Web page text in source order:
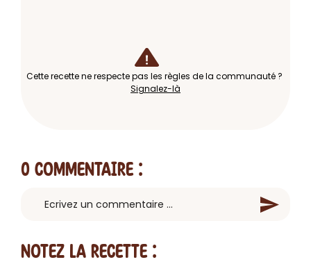
Cette recette ne respecte pas les règles de la communauté ?
Signalez-là
0 Commentaire :
Notez la recette :